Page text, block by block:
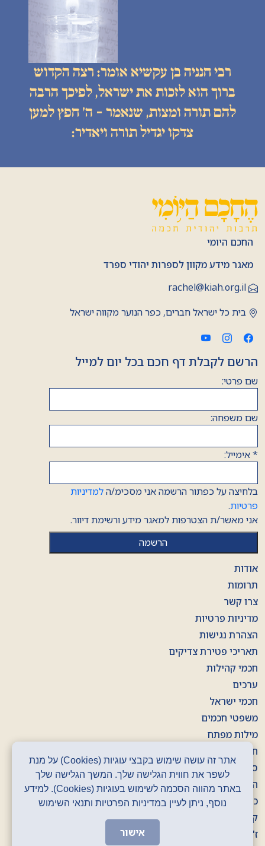
רבי חנניה בן עקשיא אומר: רצה הקדוש
ברוך הוא לזכות את ישראל, לפיכך הרבה
להם תורה ומצות, שנאמר - ה׳ חפץ למען
צדקו יגדיל תורה ויאדיר:
החכם היומי
מאגר מידע מקוון לספרות יהודי ספרד
rachel@kiah.org.il
בית כל ישראל חברים, כפר הנוער מקווה ישראל
הרשם לקבלת דף חכם בכל יום למייל
שם פרטי:
שם משפחה:
*אימייל:
בלחיצה על כפתור הרשמה אני מסכימ/הלמדיניות
פרטיות.
אני מאשר/ת הצטרפות למאגר מידע ורשימת דיוור.
אודות
תרומות
צרו קשר
מדיניות פרטיות
הצהרת נגישות
תאריכי פטירת צדיקים
חכמי קהילות
ערכים
חכמי ישראל
משפטי חכמים
מילות מפתח
חוברות
סרטונים
הסכתים
כרזות
קלפים
ז' באדר
אתר זה עושה שימוש בקבצי עוגיות (Cookies) על מנת
לשפר את חווית הגלישה שלך. המשך הגלישה שלך
באתר מהווה הסכמה לשימוש בעוגיות (Cookies). למידע
נוסף, ניתן לעיין במדיניות הפרטיות ותנאי השימוש
אישור